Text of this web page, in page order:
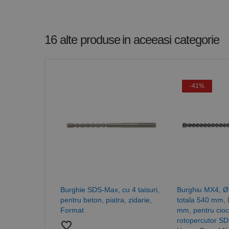
16 alte produsein aceeasi categorie
Burghie SDS-Max, cu 4 taisuri,
pentru beton, piatra, zidarie,
Format
favorite_border
-41%
Burghiu MX4, Ø
totala 540 mm,
mm, pentru
rotopercutor
Nume
PHPSESSID
sib_cuid